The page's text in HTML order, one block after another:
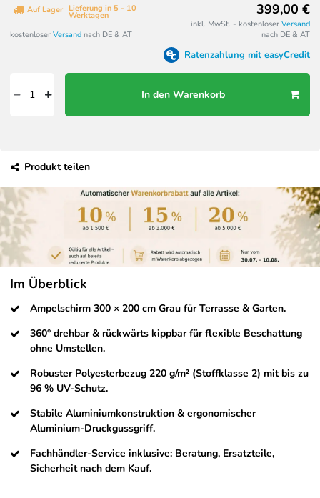
Lieferung in 5 - 10
Werktagen
Auf Lager
kostenloser Versand nach DE & AT
399,00 €
inkl. MwSt. - kostenloser Versand
nach DE & AT
Ratenzahlung mit easyCredit
In den Warenkorb
Produkt teilen
Im Überblick
Ampelschirm 300 × 200 cm Grau für Terrasse & Garten.
360° drehbar & rückwärts kippbar für flexible Beschattung
ohne Umstellen.
Robuster Polyesterbezug 220 g/m² (Stoffklasse 2) mit bis zu
96 % UV-Schutz.
Stabile Aluminiumkonstruktion & ergonomischer
Aluminium-Druckgussgriff.
Fachhändler-Service inklusive: Beratung, Ersatzteile,
Sicherheit nach dem Kauf.